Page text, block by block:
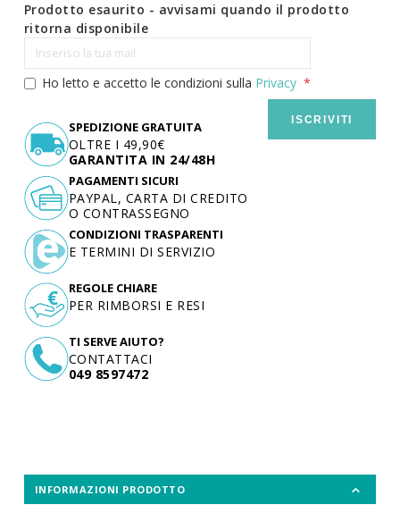
Prodotto esaurito - avvisami quando il prodotto
ritorna disponibile
Ho letto e accetto le condizioni sulla Privacy
ISCRIVITI
SPEDIZIONE GRATUITA
OLTRE I 49,90€
GARANTITA IN 24/48H
TI SERVE AIUTO?
CONTATTACI
049 8597472
PAGAMENTI SICURI
PAYPAL, CARTA DI CREDITO
O CONTRASSEGNO
CONDIZIONI TRASPARENTI
E TERMINI DI SERVIZIO
REGOLE CHIARE
PER RIMBORSI E RESI
INFORMAZIONI PRODOTTO